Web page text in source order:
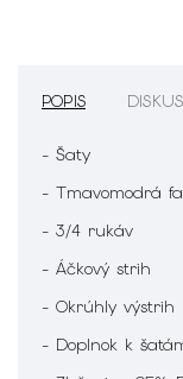
POPIS
- Šaty
- Tmavomodrá
- 3/4 rukáv
- Áčkový strih
- Okrúhly výstrih
- Doplnok k